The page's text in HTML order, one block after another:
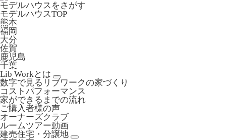
モデルハウスをさがす
モデルハウスTOP
熊本
福岡
大分
佐賀
鹿児島
千葉
Lib Workとは
数字で見るリブワークの家づくり
コストパフォーマンス
家ができるまでの流れ
ご購入者様の声
オーナーズクラブ
ルームツアー動画
建売住宅・分譲地